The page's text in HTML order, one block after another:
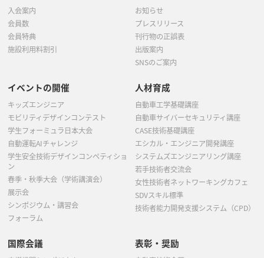
入会案内
会員数
会員特典
施設利用料割引
お知らせ
プレスリリース
刊行物の正誤表
出版案内
SNSのご案内
イベントの開催
キッズエンジニア
モビリティデザインコンテスト
学生フォーミュラ日本大会
自動運転AIチャレンジ
学生安全技術デザインコンペティショ
ン
春季・秋季大会（学術講演会）
展示会
シンポジウム・講習会
フォーラム
人材育成
自動車工学基礎講座
自動車サイバーセキュリティ講座
CASE技術基礎講座
エシカル・エンジニア開発講座
システムズエンジニアリング講座
若手技術者交流会
女性技術者ネットワーキングカフェ
SDVスキル標準
技術者能力開発支援システム（CPD）
国際会議 表彰・奨励